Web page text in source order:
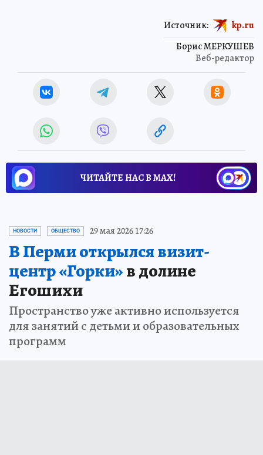
Борис МЕРКУШЕВ
Веб-редактор
Источник: kp.ru
ЧИТАЙТЕ НАС В МАХ!
НОВОСТИ ОБЩЕСТВО 29 мая 2026 17:26
В Перми открылся визит-
центр «Горки»в долине
Егошихи
Пространство уже активно используется
для занятий с детьми и образовательных
программ